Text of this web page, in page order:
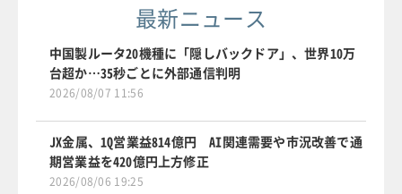
最新ニュース
中国製ルータ20機種に「隠しバックドア」、世界10万
台超か…35秒ごとに外部通信判明
2026/08/07 11:56
JX金属、1Q営業益814億円 AI関連需要や市況改善で通
期営業益を420億円上方修正
2026/08/06 19:25